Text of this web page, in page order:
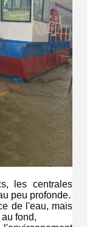
les centrales
peu profonde.
de l'eau, mais
fond,